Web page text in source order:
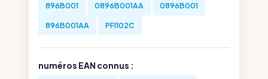
896B001 0896B001AA 0896B001
896B001AA PFI102C
numéros EAN connus :